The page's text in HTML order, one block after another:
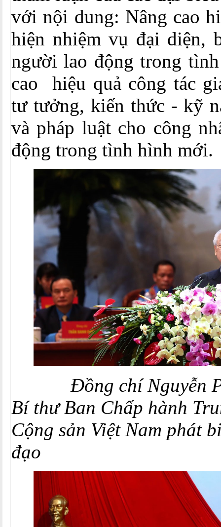
với nội dung: Nâng cao
hiện nhiệm vụ đại diện,
người lao động trong
cao hiệu quả công tác
tư tưởng, kiến thức - kỹ
và pháp luật cho công
động trong tình hình mới.
Đồng chí Nguyễn
Bí thư Ban Chấp hành
Cộng sản Việt Nam phát
đạo